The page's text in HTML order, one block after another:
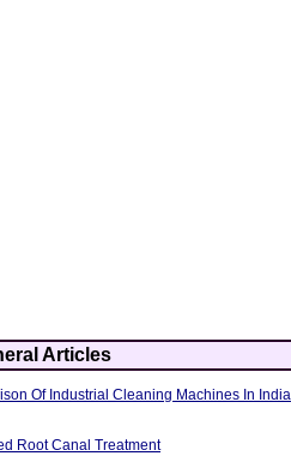
Articles
Of Industrial Cleaning Machines In India
Root Canal Treatment